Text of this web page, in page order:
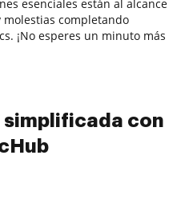
esenciales están al alcance
completando
¡No esperes un minuto más
simplificada con